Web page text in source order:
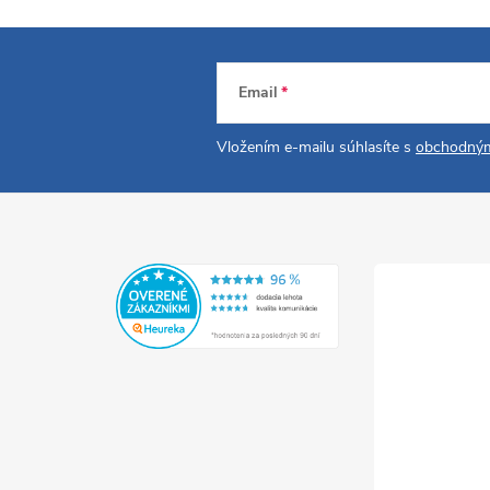
Email
Vložením e-mailu súhlasíte s